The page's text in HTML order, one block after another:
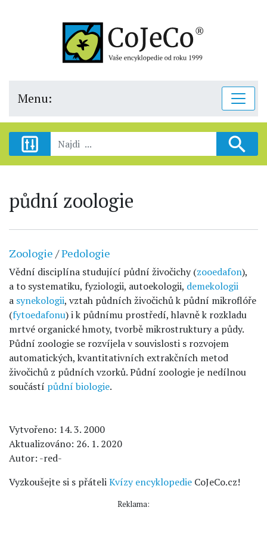
Menu:
půdní zoologie
Zoologie /Pedologie
Vědní disciplína studující půdní živočichy (zooedafon),
a to systematiku, fyziologii, autoekologii, demekologii
a synekologii, vztah půdních živočichů k půdní mikroflóře
(fytoedafonu) i k půdnímu prostředí, hlavně k rozkladu
mrtvé organické hmoty, tvorbě mikrostruktury a půdy.
Půdní zoologie se rozvíjela v souvislosti s rozvojem
automatických, kvantitativních extrakčních metod
živočichů z půdních vzorků. Půdní zoologie je nedílnou
součástí půdní biologie.
Vytvořeno: 14. 3. 2000
Aktualizováno: 26. 1. 2020
Autor: -red-
Vyzkoušejte si s přáteliKvízy encyklopedie CoJeCo.cz!
Reklama: